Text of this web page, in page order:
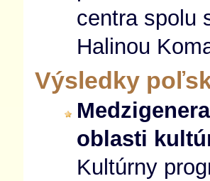
centra spolu
Halinou
Výsledky
oblasti
Kultúrny